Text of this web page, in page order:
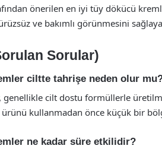
önerilen en iyi tüy dökücü
ve bakımlı görünmesini
Sorular)
ciltte tahrişe neden olur
genellikle cilt dostu formüllerle
kullanmadan önce küçük bir
ne kadar süre etkilidir?